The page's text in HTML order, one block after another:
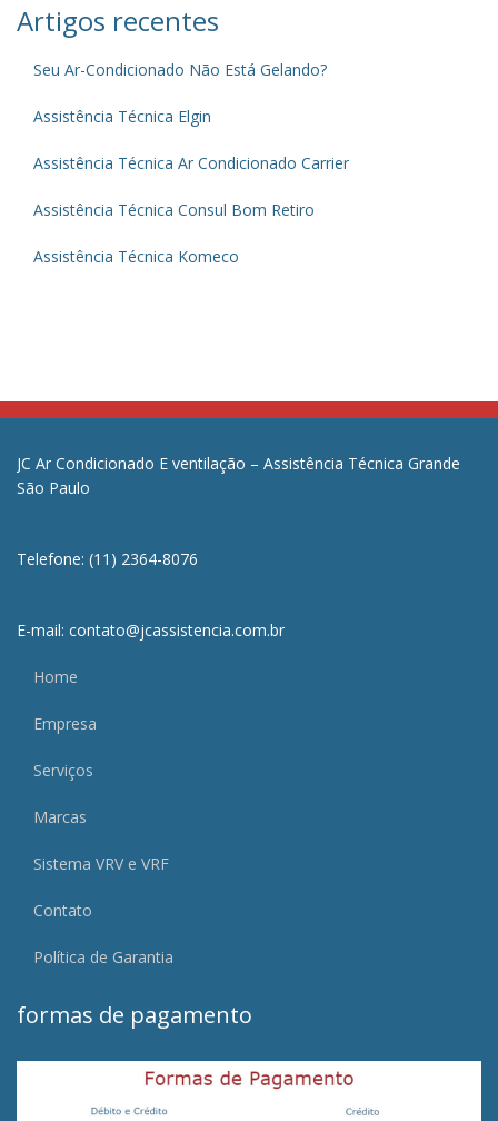
Artigos recentes
Seu Ar-Condicionado Não Está Gelando?
Assistência Técnica Elgin
Assistência Técnica Ar Condicionado Carrier
Assistência Técnica Consul Bom Retiro
Assistência Técnica Komeco
JC Ar Condicionado E ventilação – Assistência Técnica Grande
São Paulo
Telefone: (11) 2364-8076
E-mail: contato@jcassistencia.com.br
Home
Empresa
Serviços
Marcas
Sistema VRV e VRF
Contato
Política de Garantia
formas de pagamento